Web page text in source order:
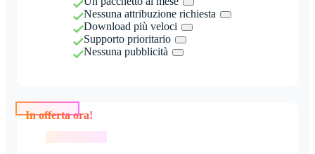
Nessuna attribuzione richiesta
Download più veloci
Supporto prioritario
Nessuna pubblicità